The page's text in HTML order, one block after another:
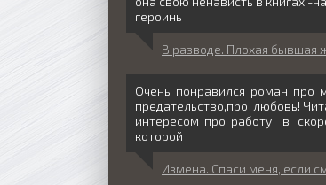
героинь
В разводе. Плохая бывшая
Очень понравился роман про
предательство,про любовь!
интересом про работу в
которой
Измена. Спаси меня, если